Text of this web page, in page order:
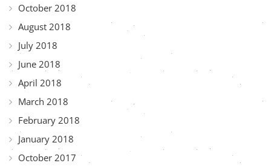
October 2018
August 2018
July 2018
June 2018
April 2018
March 2018
February 2018
January 2018
October 2017